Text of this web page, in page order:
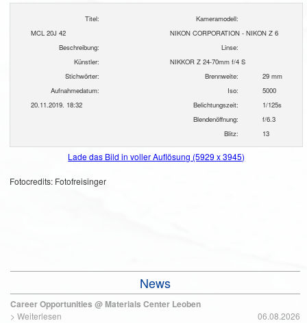
Titel:
MCL 20J 42
Beschreibung:
Künstler:
Stichwörter:
Aufnahmedatum:
20.11.2019. 18:32
Kameramodell:
NIKON CORPORATION - NIKON Z 6
Linse:
NIKKOR Z 24-70mm f/4 S
Brennweite:
29 mm
Iso:
5000
Belichtungszeit:
1/125s
Blendenöffnung:
f/6.3
Blitz:
13
Lade das Bild in voller Auflösung (5929 x 3945)
Fotocredits: Fotofreisinger
News
Career Opportunities @ Materials Center Leoben
> Weiterlesen 06.08.2026